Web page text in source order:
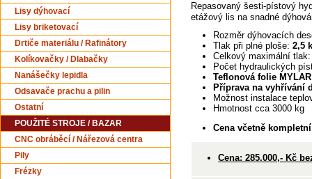
Lisy dýhovací
Lisy briketovací
Drtiče materiálu / Rafinátory
Kolíkovačky / Dlabačky
Nanášečky lepidla
Odsavače prachu a pilin
Ostatní
POUŽITÉ STROJE / BAZAR
CNC obráběcí / Nářezová centra
Pily
Frézky
Repasovaný šesti-pístový
etážový lis na snadné
Rozměr dýhovacích
Tlak při plné ploše: 2,5
Celkový maximální tlak:
Počet hydraulických
Teflonová folie
Příprava na vyhřívání
Možnost instalace
Hmotnost cca 3000 kg
Cena včetně
Cena: 285.000,- Kč